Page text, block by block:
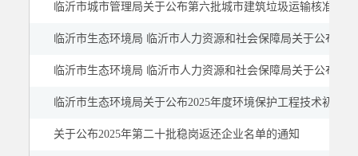
临沂市城市管理局关于公布第六批城市建筑垃圾运输核准企
临沂市生态环境局 临沂市人力资源和社会保障局关于公布
临沂市生态环境局 临沂市人力资源和社会保障局关于公布
临沂市生态环境局关于公布2025年度环境保护工程技术初级
关于公布2025年第二十批稳岗返还企业名单的通知